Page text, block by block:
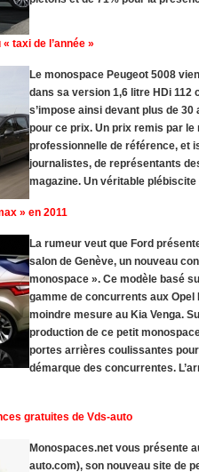
taxi de l’année »
Le monospace Peugeot 5008
dans sa version 1,6 litre HDi 112
s’impose ainsi devant plus de
pour ce prix. Un prix remis par le
professionnelle de référence, et
journalistes, de représentants
magazine. Un véritable
» en 2011
La rumeur veut que Ford
salon de Genève, un nouveau
monospace ». Ce modèle basé
gamme de concurrents aux
moindre mesure au Kia Venga.
production de ce petit
portes arrières coulissantes
démarque des concurrentes.
gratuites de Vds-auto
Monospaces.net vous présente
auto.com), son nouveau site de